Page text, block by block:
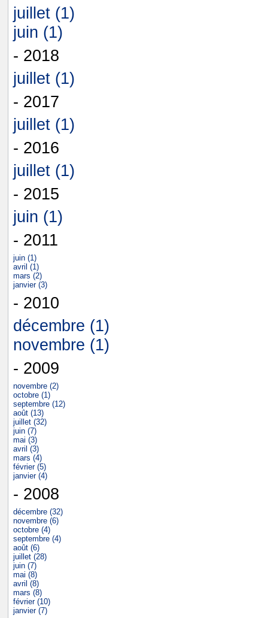
juillet (1)
juin (1)
- 2018
juillet (1)
- 2017
juillet (1)
- 2016
juillet (1)
- 2015
juin (1)
- 2011
juin (1)
avril (1)
mars (2)
janvier (3)
- 2010
décembre (1)
novembre (1)
- 2009
novembre (2)
octobre (1)
septembre (12)
août (13)
juillet (32)
juin (7)
mai (3)
avril (3)
mars (4)
février (5)
janvier (4)
- 2008
décembre (32)
novembre (6)
octobre (4)
septembre (4)
août (6)
juillet (28)
juin (7)
mai (8)
avril (8)
mars (8)
février (10)
janvier (7)